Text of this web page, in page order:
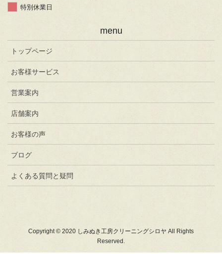
特別休業日
menu
トップページ
お客様サービス
営業案内
店舗案内
お客様の声
ブログ
よくある質問と疑問
Copyright © 2020 しみぬき工房クリーニングシロヤ All Rights
Reserved.